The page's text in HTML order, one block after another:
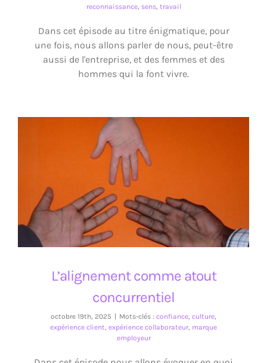
reconnaissance, sens, travail
Dans cet épisode au titre énigmatique, pour
une fois, nous allons parler de nous, peut-être
aussi de l'entreprise, et des femmes et des
hommes qui la font vivre.
L’alignement comme atout concurrentiel
L’alignement comme atout
concurrentiel
octobre 19th, 2025 Mots-clés : confiance, culture,
expérience client, expérience collaborateur, marque
employeur